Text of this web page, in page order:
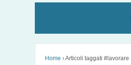
Home ›Articoli taggati #lavorare